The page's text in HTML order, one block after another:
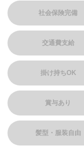
社会保険完備
交通費支給
掛け持ちOK
賞与あり
髪型・服装自由